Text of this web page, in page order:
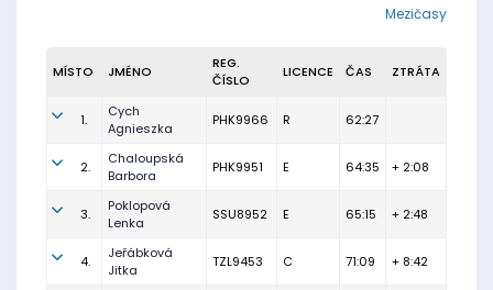
Mezičasy
MÍSTO JMÉNO
REG.
ČÍSLO
LICENCE ČAS ZTRÁTA
1.
Cych
Agnieszka
PHK9966 R 62:27
2.
Chaloupská
Barbora
PHK9951 E 64:35 + 2:08
3.
Poklopová
Lenka
SSU8952 E 65:15 + 2:48
4.
Jeřábková
Jitka
TZL9453 C 71:09 + 8:42